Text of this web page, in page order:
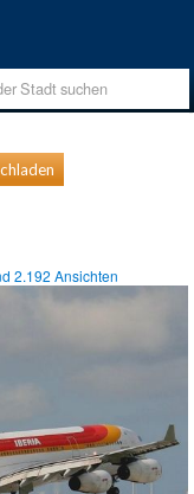
2.192 Ansichten